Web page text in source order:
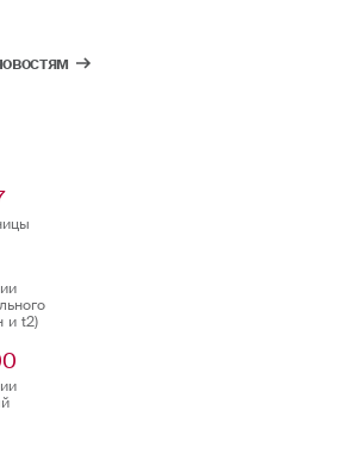
и t2)